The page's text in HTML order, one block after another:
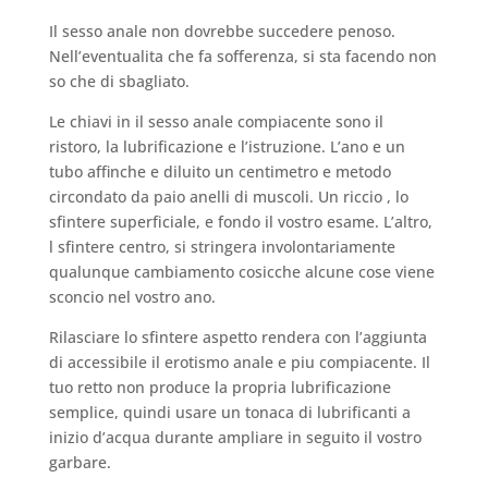
Il sesso anale non dovrebbe succedere penoso.
Nell’eventualita che fa sofferenza, si sta facendo non
so che di sbagliato.
Le chiavi in il sesso anale compiacente sono il
ristoro, la lubrificazione e l’istruzione. L’ano e un
tubo affinche e diluito un centimetro e metodo
circondato da paio anelli di muscoli. Un riccio , lo
sfintere superficiale, e fondo il vostro esame. L’altro,
l sfintere centro, si stringera involontariamente
qualunque cambiamento cosicche alcune cose viene
sconcio nel vostro ano.
Rilasciare lo sfintere aspetto rendera con l’aggiunta
di accessibile il erotismo anale e piu compiacente. Il
tuo retto non produce la propria lubrificazione
semplice, quindi usare un tonaca di lubrificanti a
inizio d’acqua durante ampliare in seguito il vostro
garbare.